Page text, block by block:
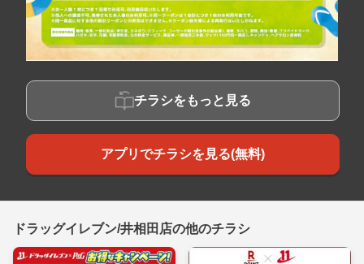
チラシをもっと見る
アプリでチラシを見る(無料)
ドラッグイレブン/井相田店の他のチラシ